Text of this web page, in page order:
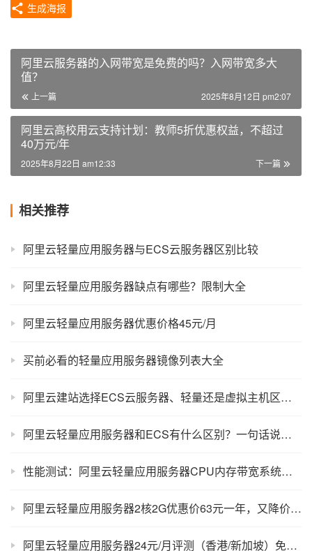
生成海报
阿里云服务器的入网带宽是免费的吗？入网带宽多大
值？
上一篇 2025年8月12日 pm2:07
阿里云高校用云支持计划：教师5折优惠权益，不超过
40万元/年
下一篇
2025年8月22日 am12:33
相关推荐
阿里云轻量应用服务器与ECS云服务器区别比较
阿里云轻量应用服务器缺点有哪些？限制大全
阿里云轻量应用服务器优惠价格45元/月
买前必看的轻量应用服务器镜像列表大全
阿里云建站选择ECS云服务器、轻量还是虚拟主机区别对比表
阿里云轻量应用服务器和ECS有什么区别？一句话说明白！
性能测试：阿里云轻量应用服务器CPU内存带宽系统盘说明
阿里云轻量应用服务器2核2G优惠价63元一年，又降价了！
阿里云轻量应用服务器24元/月评测（香港/新加坡）免备案